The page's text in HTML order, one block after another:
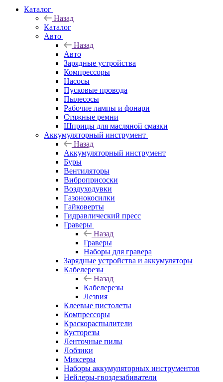
Каталог
Назад
Каталог
Авто
Назад
Авто
Зарядные устройства
Компрессоры
Насосы
Пусковые провода
Пылесосы
Рабочие лампы и фонари
Стяжные ремни
Шприцы для масляной смазки
Аккумуляторный инструмент
Назад
Аккумуляторный инструмент
Буры
Вентиляторы
Виброприсоски
Воздуходувки
Газонокосилки
Гайковерты
Гидравлический пресс
Граверы
Назад
Граверы
Наборы для гравера
Зарядные устройства и аккумуляторы
Кабелерезы
Назад
Кабелерезы
Лезвия
Клеевые пистолеты
Компрессоры
Краскораспылители
Кусторезы
Ленточные пилы
Лобзики
Миксеры
Наборы аккумуляторных инструментов
Нейлеры-гвоздезабиватели